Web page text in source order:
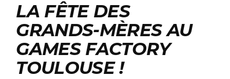
LA FÊTE DES
GRANDS-MÈRES AU
GAMES FACTORY
TOULOUSE !